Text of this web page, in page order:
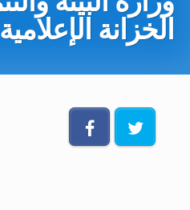
الخزانة الإعلامية